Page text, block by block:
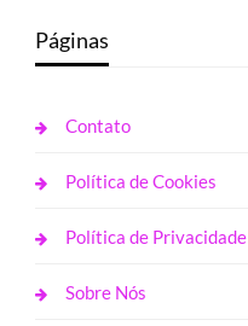
Páginas
Contato
Política de Cookies
Política de Privacidade
Sobre Nós